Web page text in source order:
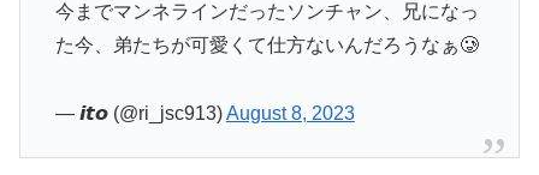
今までマンネラインだったソンチャン、兄になっ
た今、弟たちが可愛くて仕方ないんだろうなぁ🥲
— 𝙞𝙩𝙤 (@ri_jsc913)August 8, 2023